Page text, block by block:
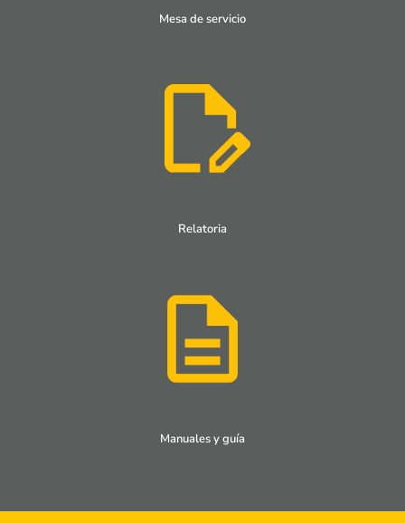
Mesa de servicio
Relatoria
Manuales y guía